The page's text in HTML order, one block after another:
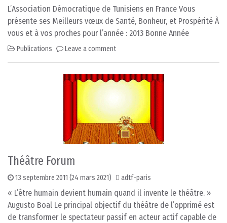
L’Association Démocratique de Tunisiens en France Vous
présente ses Meilleurs vœux de Santé, Bonheur, et Prospérité À
vous et à vos proches pour l’année : 2013 Bonne Année
Publications Leave a comment
Théâtre Forum
13 septembre 2011 (24 mars 2021) adtf-paris
« L’être humain devient humain quand il invente le théâtre. »
Augusto Boal Le principal objectif du théâtre de l’opprimé est
de transformer le spectateur passif en acteur actif capable de